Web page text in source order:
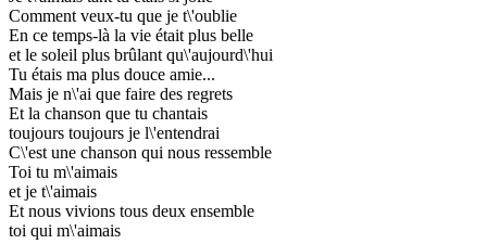
Comment veux-tu que je t\'oublie
En ce temps-là la vie était plus belle
et le soleil plus brûlant qu\'aujourd\'hui
Tu étais ma plus douce amie...
Mais je n\'ai que faire des regrets
Et la chanson que tu chantais
toujours toujours je l\'entendrai
C\'est une chanson qui nous ressemble
Toi tu m\'aimais
et je t\'aimais
Et nous vivions tous deux ensemble
toi qui m\'aimais